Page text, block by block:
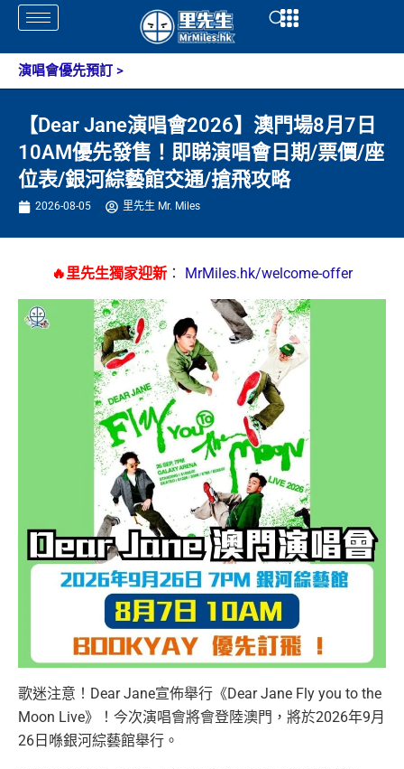
Skip
content
Open
演唱會優先預訂 >
【Dear Jane演唱會2026】澳門場8月7日
10AM優先發售！即睇演唱會日期/票價/座
位表/銀河綜藝館交通/搶飛攻略
2026-08-05 里先生 Mr. Miles
🔥里先生獨家迎新 ： MrMiles.hk/welcome-offer
歌迷注意！Dear Jane宣佈舉行《Dear Jane Fly you to the
Moon Live》！今次演唱會將會登陸澳門，將於2026年9月
26日喺銀河綜藝館舉行。